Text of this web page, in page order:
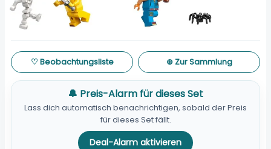
♡ Beobachtungsliste ⊕ Zur Sammlung
🔔 Preis-Alarm für dieses Set
Lass dich automatisch benachrichtigen, sobald der Preis
für dieses Set fällt.
Deal-Alarm aktivieren